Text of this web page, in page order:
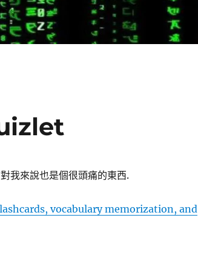
我來說也是個很頭痛的東西.
vocabulary memorization, and